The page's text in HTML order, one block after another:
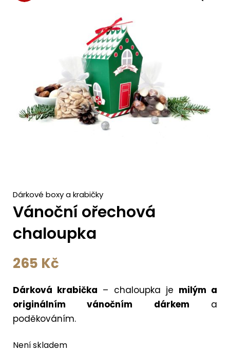
Dárkové boxy a krabičky
Vánoční ořechová
chaloupka
265 Kč
Dárková krabička – chaloupka je milým a
originálním vánočním dárkem a
poděkováním.
Není skladem